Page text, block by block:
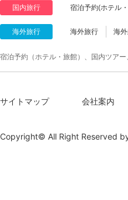
国内旅行 宿泊予約(ホテル
海外旅行 海外旅行 海
宿泊予約（ホテル・旅館）、国内ツア
サイトマップ 会社案内
Copyright© All Right Reserved